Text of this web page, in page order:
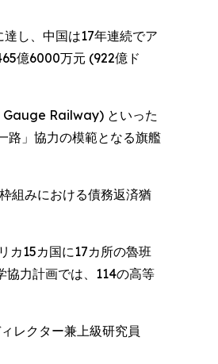
し、中国は17年連続でア
億6000万元 (922億ド
Railway) といった
路」協力の模範となる旗艦
組みにおける債務返済猶
カ15カ国に17カ所の魯班
力計画では、114の高等
レクター兼上級研究員